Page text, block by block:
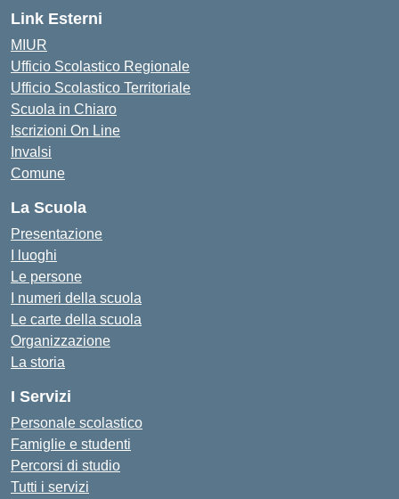
Link Esterni
MIUR
Ufficio Scolastico Regionale
Ufficio Scolastico Territoriale
Scuola in Chiaro
Iscrizioni On Line
Invalsi
Comune
La Scuola
Presentazione
I luoghi
Le persone
I numeri della scuola
Le carte della scuola
Organizzazione
La storia
I Servizi
Personale scolastico
Famiglie e studenti
Percorsi di studio
Tutti i servizi